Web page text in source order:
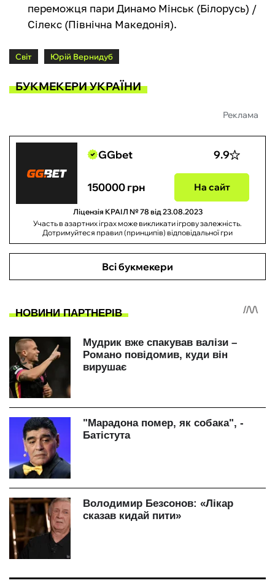
переможця пари Динамо Мінськ (Білорусь) /
Сілекс (Північна Македонія).
Світ Юрій Вернидуб
БУКМЕКЕРИ УКРАЇНИ
Реклама
GGbet 9.9
150000 грн На сайт
Ліцензія КРАІЛ № 78 від 23.08.2023
Участь в азартних іграх може викликати ігрову залежність.
Дотримуйтеся правил (принципів) відповідальної гри
Всі букмекери